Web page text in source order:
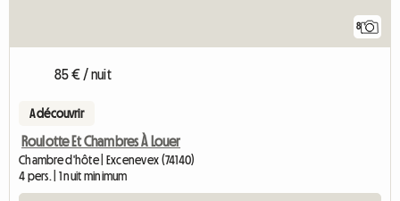
8
85 € / nuit
A découvrir
Roulotte Et Chambres À Louer
Chambre d'hôte | Excenevex (74140)
4 pers. | 1 nuit minimum